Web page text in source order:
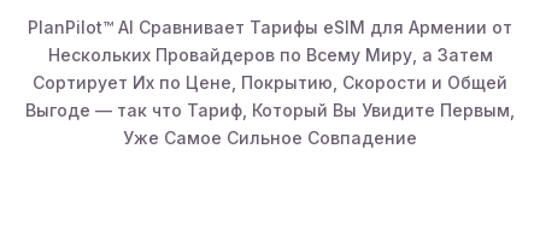
PlanPilot™ AI Сравнивает Тарифы eSIM для Армении от
Нескольких Провайдеров по Всему Миру, а Затем
Сортирует Их по Цене, Покрытию, Скорости и Общей
Выгоде — так что Тариф, Который Вы Увидите Первым,
Уже Самое Сильное Совпадение